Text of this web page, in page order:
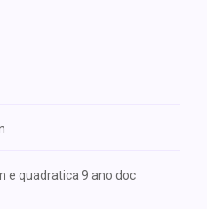
e quadratica 9 ano doc